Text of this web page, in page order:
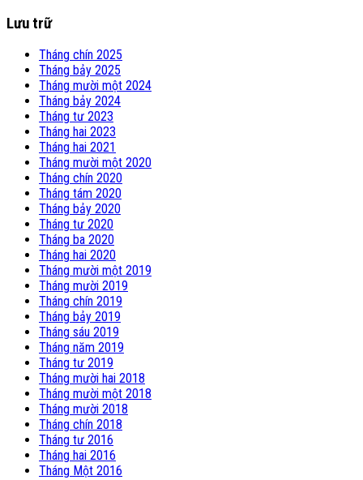
Lưu trữ
Tháng chín 2025
Tháng bảy 2025
Tháng mười một 2024
Tháng bảy 2024
Tháng tư 2023
Tháng hai 2023
Tháng hai 2021
Tháng mười một 2020
Tháng chín 2020
Tháng tám 2020
Tháng bảy 2020
Tháng tư 2020
Tháng ba 2020
Tháng hai 2020
Tháng mười một 2019
Tháng mười 2019
Tháng chín 2019
Tháng bảy 2019
Tháng sáu 2019
Tháng năm 2019
Tháng tư 2019
Tháng mười hai 2018
Tháng mười một 2018
Tháng mười 2018
Tháng chín 2018
Tháng tư 2016
Tháng hai 2016
Tháng Một 2016